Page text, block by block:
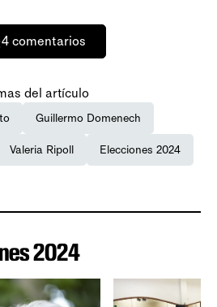
4 comentarios
del artículo
Guillermo Domenech
Valeria Ripoll Elecciones 2024
2024